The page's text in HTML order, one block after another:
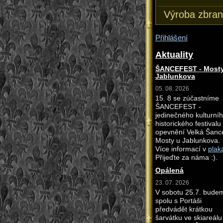
Výroba
Přihlášení
Aktuality
ŠANCEFEST -
Jablunkova
05. 08. 2026
15. 8 se zúčastníme
ŠANCEFEST -
jedinečného
historického festivalu
opevnění Velká
Mosty u Jablunkova.
Více informací v
Přijeďte za náma :).
Opálená
23. 07. 2026
V sobotu 25.7.
spolu s Portáši
předvádět krátkou
šarvátku ve skiareálu